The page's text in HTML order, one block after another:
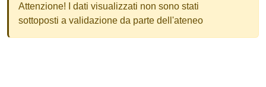
Attenzione! I dati visualizzati non sono stati
sottoposti a validazione da parte dell'ateneo